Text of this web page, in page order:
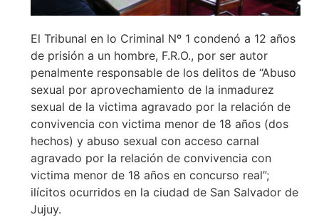
El Tribunal en lo Criminal Nº 1 condenó a 12 años
de prisión a un hombre, F.R.O., por ser autor
penalmente responsable de los delitos de “Abuso
sexual por aprovechamiento de la inmadurez
sexual de la victima agravado por la relación de
convivencia con victima menor de 18 años (dos
hechos) y abuso sexual con acceso carnal
agravado por la relación de convivencia con
victima menor de 18 años en concurso real”;
ilícitos ocurridos en la ciudad de San Salvador de
Jujuy.